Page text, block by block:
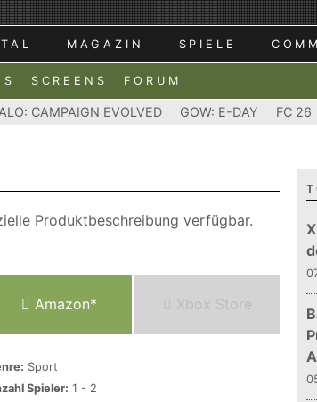
MAGAZIN SPIELE
SCREENS FORUM
CAMPAIGN EVOLVED GOW: E-DAY FC 26
Produktbeschreibung verfügbar.
Amazon* Xbox Store
Sport
Spieler: 1 - 2